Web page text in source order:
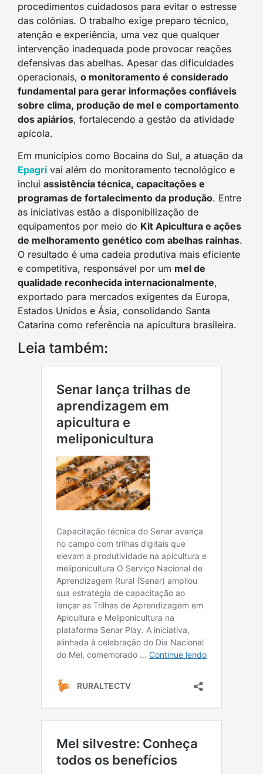
procedimentos cuidadosos para evitar o estresse
das colônias. O trabalho exige preparo técnico,
atenção e experiência, uma vez que qualquer
intervenção inadequada pode provocar reações
defensivas das abelhas. Apesar das dificuldades
operacionais, o monitoramento é considerado
fundamental para gerar informações confiáveis
sobre clima, produção de mel e comportamento
dos apiários, fortalecendo a gestão da atividade
apícola.
Em municípios como Bocaina do Sul, a atuação da
Epagri vai além do monitoramento tecnológico e
inclui assistência técnica, capacitações e
programas de fortalecimento da produção. Entre
as iniciativas estão a disponibilização de
equipamentos por meio do Kit Apicultura e ações
de melhoramento genético com abelhas rainhas.
O resultado é uma cadeia produtiva mais eficiente
e competitiva, responsável por um mel de
qualidade reconhecida internacionalmente,
exportado para mercados exigentes da Europa,
Estados Unidos e Ásia, consolidando Santa
Catarina como referência na apicultura brasileira.
Leia também: